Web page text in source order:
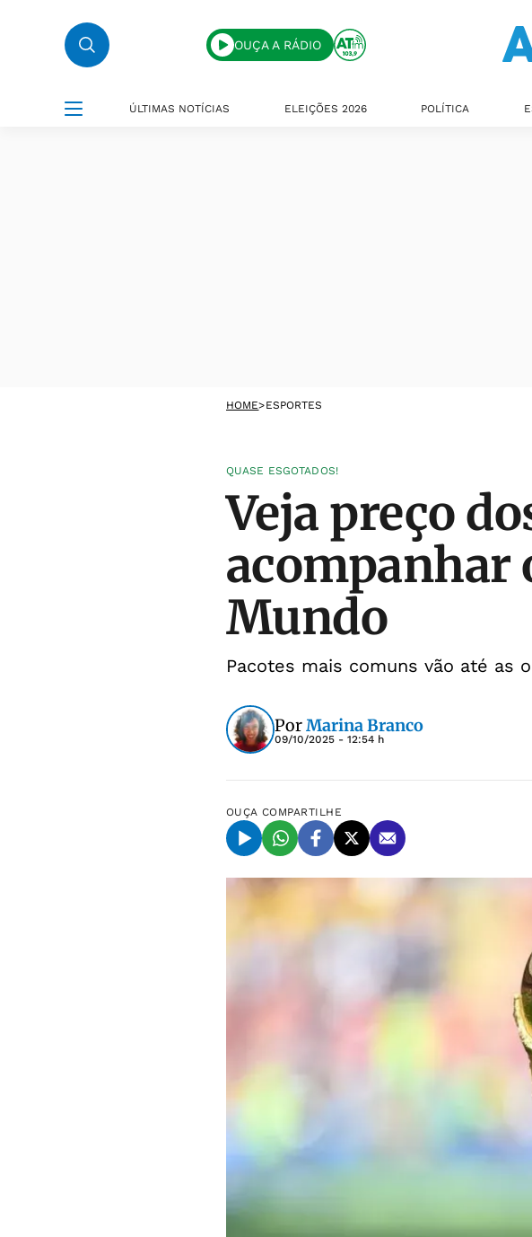
OUÇA A RÁDIO
ÚLTIMAS NOTÍCIAS ELEIÇÕES 2026 POLÍTICA
HOME>ESPORTES
QUASE ESGOTADOS!
Veja preço
acompanhar
Mundo
Pacotes mais comuns vão até as
PorMarina Branco
09/10/2025 - 12:54 h
OUÇA COMPARTILHE